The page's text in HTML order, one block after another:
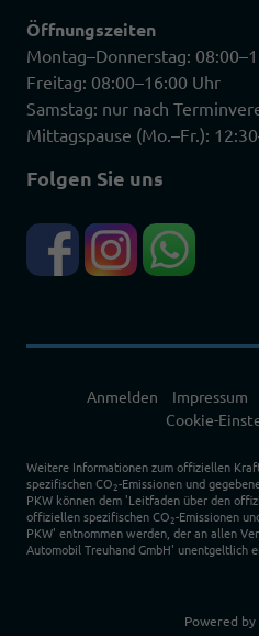
Öffnungszeiten
Montag–Donnerstag:
Freitag: 08:00–16:00 Uhr
Samstag: nur nach
Mittagspause (Mo.–Fr.):
Folgen Sie uns
Anmelden Impressum
Cookie-
Weitere Informationen zum offiziellen
spezifischen CO2-Emissionen und
PKW können dem 'Leitfaden über den
offiziellen spezifischen CO2-Emissionen
PKW' entnommen werden, der an allen
Automobil Treuhand GmbH' unentgeltlich
Powered